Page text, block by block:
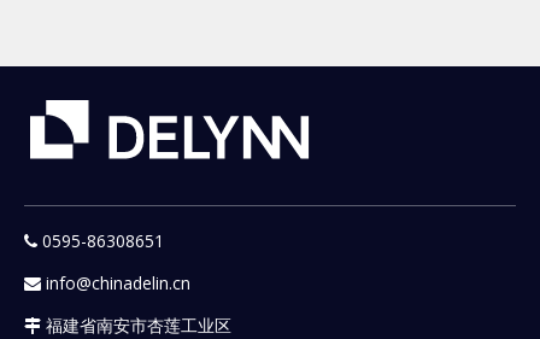
 0595-86308651
 info@chinadelin.cn
 福建省南安市杏莲工业区